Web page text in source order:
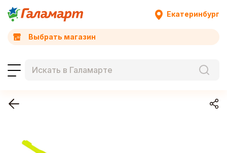
Екатеринбург
Выбрать магазин